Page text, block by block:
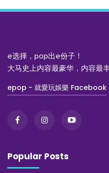
e选择，pop出e份子！
大马史上内容最豪华，内容最
epop - 就愛玩娛樂 Facebook
Popular Posts